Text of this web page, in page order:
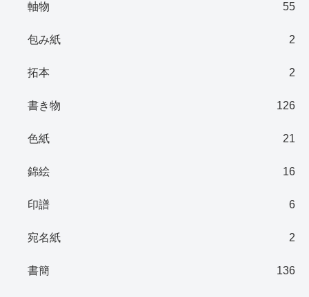
軸物 55
包み紙 2
拓本 2
書き物 126
色紙 21
錦絵 16
印譜 6
宛名紙 2
書簡 136